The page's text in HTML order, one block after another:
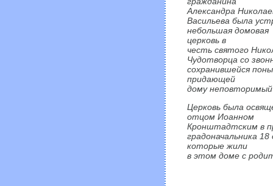
Александра
Васильева была
небольшая домовая
церковь в
честь святого
Чудотворца со
сохранившейся
придающей
дому неповторимый
Церковь была
отцом Иоанном
Кронштадтским в
градоначальника
которые жили
в этом доме с